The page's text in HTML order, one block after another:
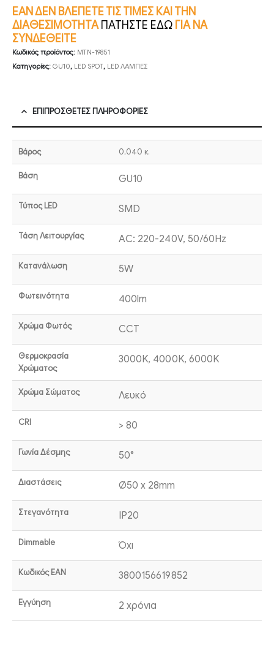
ΕΑΝ ΔΕΝ ΒΛΕΠΕΤΕ ΤΙΣ ΤΙΜΕΣ ΚΑΙ ΤΗΝ
ΔΙΑΘΕΣΙΜΟΤΗΤΑ ΠΑΤΗΣΤΕ ΕΔΩ ΓΙΑ ΝΑ
ΣΥΝΔΕΘΕΙΤΕ
Κωδικός προϊόντος: MTN-19851
Κατηγορίες: GU10, LED SPOT, LED ΛΑΜΠΕΣ
ΕΠΙΠΡΌΣΘΕΤΕΣ ΠΛΗΡΟΦΟΡΊΕΣ
Βάρος 0,040 κ.
Βάση GU10
Τύπος LED SMD
Τάση Λειτουργίας AC: 220-240V, 50/60Hz
Κατανάλωση 5W
Φωτεινότητα 400lm
Χρώμα Φωτός CCT
Θερμοκρασία
Χρώματος
3000K, 4000K, 6000K
Χρώμα Σώματος Λευκό
CRI > 80
Γωνία Δέσμης 50°
Διαστάσεις Ø50 x 28mm
Στεγανότητα IP20
Dimmable Όχι
Κωδικός EAN 3800156619852
Εγγύηση 2 χρόνια